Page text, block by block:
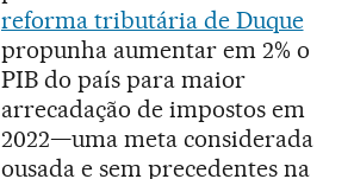
reforma tributária de Duque
propunha aumentar em 2% o
PIB do país para maior
arrecadação de impostos em
2022—uma meta considerada
ousada e sem precedentes na